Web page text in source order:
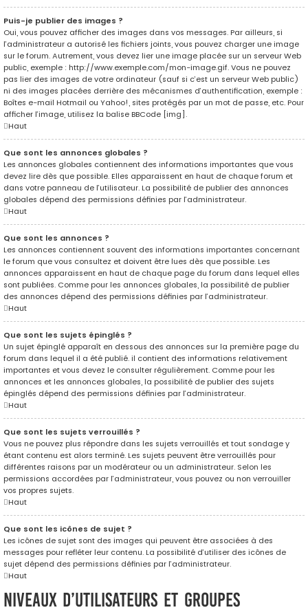
Puis-je publier des images ?
Oui, vous pouvez afficher des images dans vos messages. Par ailleurs, si
l’administrateur a autorisé les fichiers joints, vous pouvez charger une image
sur le forum. Autrement, vous devez lier une image placée sur un serveur Web
public, exemple : http://www.exemple.com/mon-image.gif. Vous ne pouvez
pas lier des images de votre ordinateur (sauf si c’est un serveur Web public)
ni des images placées derrière des mécanismes d’authentification, exemple :
Boîtes e-mail Hotmail ou Yahoo!, sites protégés par un mot de passe, etc. Pour
afficher l’image, utilisez la balise BBCode [img].
Haut
Que sont les annonces globales ?
Les annonces globales contiennent des informations importantes que vous
devez lire dès que possible. Elles apparaissent en haut de chaque forum et
dans votre panneau de l’utilisateur. La possibilité de publier des annonces
globales dépend des permissions définies par l’administrateur.
Haut
Que sont les annonces ?
Les annonces contiennent souvent des informations importantes concernant
le forum que vous consultez et doivent être lues dès que possible. Les
annonces apparaissent en haut de chaque page du forum dans lequel elles
sont publiées. Comme pour les annonces globales, la possibilité de publier
des annonces dépend des permissions définies par l’administrateur.
Haut
Que sont les sujets épinglés ?
Un sujet épinglé apparaît en dessous des annonces sur la première page du
forum dans lequel il a été publié. il contient des informations relativement
importantes et vous devez le consulter régulièrement. Comme pour les
annonces et les annonces globales, la possibilité de publier des sujets
épinglés dépend des permissions définies par l’administrateur.
Haut
Que sont les sujets verrouillés ?
Vous ne pouvez plus répondre dans les sujets verrouillés et tout sondage y
étant contenu est alors terminé. Les sujets peuvent être verrouillés pour
différentes raisons par un modérateur ou un administrateur. Selon les
permissions accordées par l’administrateur, vous pouvez ou non verrouiller
vos propres sujets.
Haut
Que sont les icônes de sujet ?
Les icônes de sujet sont des images qui peuvent être associées à des
messages pour refléter leur contenu. La possibilité d’utiliser des icônes de
sujet dépend des permissions définies par l’administrateur.
Haut
Niveaux d’utilisateurs et groupes